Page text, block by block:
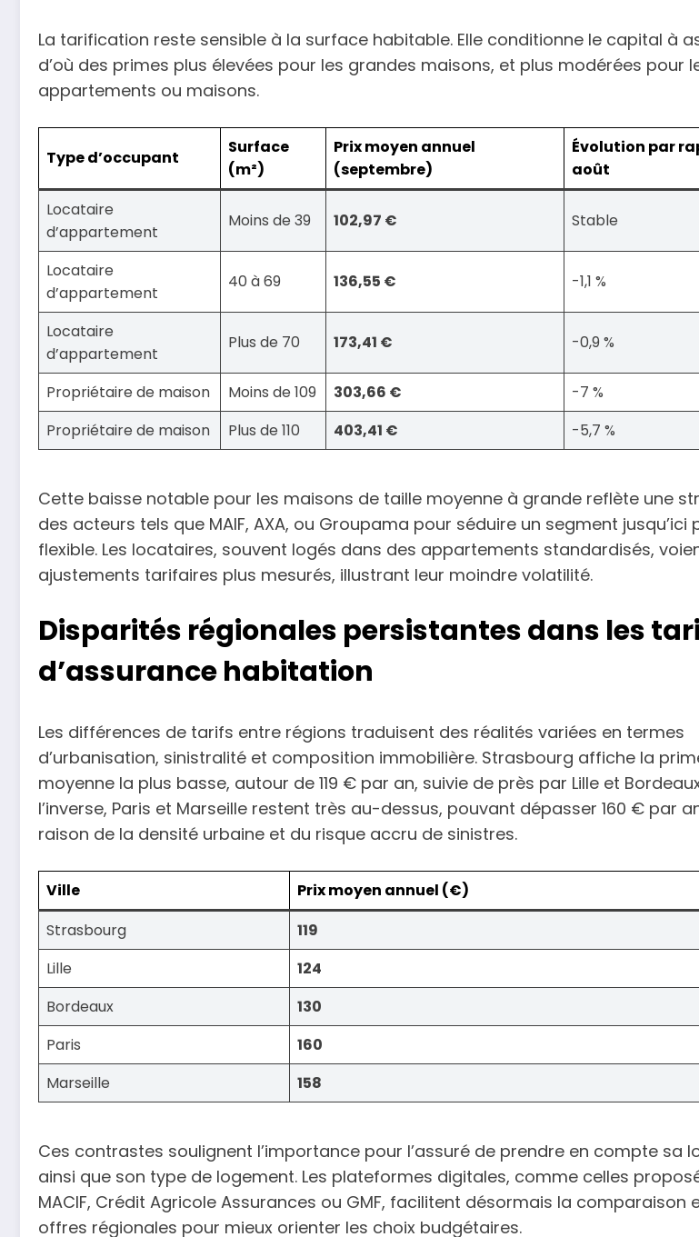
La tarification reste sensible à la surface habitable. Elle conditionne le capital à
d’où des primes plus élevées pour les grandes maisons, et plus modérées pour
appartements ou maisons.
Type d’occupant
Surface
(m²)
Prix moyen annuel
(septembre)
Évolution par
août
Locataire
d’appartement
Moins de 39 102,97 € Stable
Locataire
d’appartement
40 à 69 136,55 € -1,1 %
Locataire
d’appartement
Plus de 70 173,41 € -0,9 %
Propriétaire de maison Moins de 109 303,66 €
-7 %
Propriétaire de maison
Plus de 110 403,41 € -5,7 %
Cette baisse notable pour les maisons de taille moyenne à grande reflète une
des acteurs tels que MAIF, AXA, ou Groupama pour séduire un segment jusqu’ici
flexible. Les locataires, souvent logés dans des appartements standardisés,
ajustements tarifaires plus mesurés, illustrant leur moindre volatilité.
Disparités régionales persistantes dans les
d’assurance habitation
Les différences de tarifs entre régions traduisent des réalités variées en termes
d’urbanisation, sinistralité et composition immobilière. Strasbourg affiche la
moyenne la plus basse, autour de 119 € par an, suivie de près par Lille et
l’inverse, Paris et Marseille restent très au-dessus, pouvant dépasser 160 € par
raison de la densité urbaine et du risque accru de sinistres.
Ville
Prix moyen annuel (€)
Strasbourg
119
Lille
124
Bordeaux
130
Paris
160
Marseille
158
Ces contrastes soulignent l’importance pour l’assuré de prendre en compte sa
ainsi que son type de logement. Les plateformes digitales, comme celles
MACIF, Crédit Agricole Assurances ou GMF, facilitent désormais la comparaison
offres régionales pour mieux orienter les choix budgétaires.